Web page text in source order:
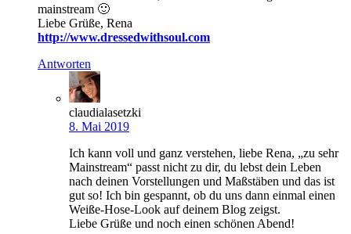
mainstream 🙂
Liebe Grüße, Rena
http://www.dressedwithsoul.com
Antworten
claudialasetzki
8. Mai 2019
Ich kann voll und ganz verstehen, liebe Rena, „zu sehr
Mainstream“ passt nicht zu dir, du lebst dein Leben
nach deinen Vorstellungen und Maßstäben und das ist
gut so! Ich bin gespannt, ob du uns dann einmal einen
Weiße-Hose-Look auf deinem Blog zeigst.
Liebe Grüße und noch einen schönen Abend!